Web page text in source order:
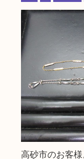
高砂市のお客